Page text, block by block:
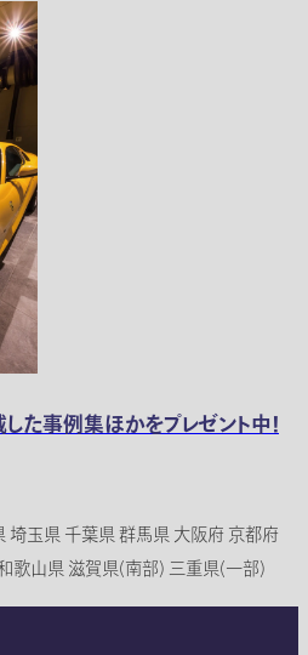
た事例集ほかをプレゼント中！
埼玉県 千葉県 群馬県 大阪府 京都府
歌山県 滋賀県(南部) 三重県(一部)